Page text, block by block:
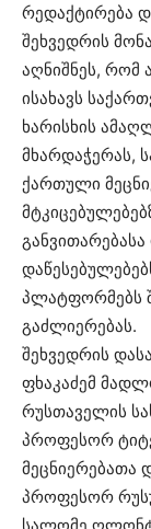
რედაქტირება
შეხვედრის
აღნიშნეს, რომ
ისახავს
ხარისხის
მხარდაჭერას,
ქართული
პლატფორმებს
გაძლიერებას.
შეხვედრის
ფხაკაძემ
რუსთაველის
პროფესორ
მეცნიერებათა
პროფესორ